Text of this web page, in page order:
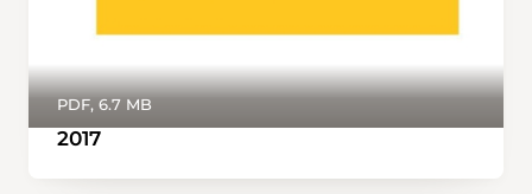
2017
PDF, 6.7 MB